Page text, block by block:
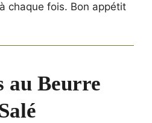
chaque fois. Bon appétit
au Beurre